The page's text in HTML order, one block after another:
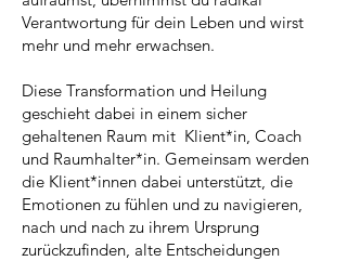
Verantwortung für dein Leben und wirst
mehr und mehr erwachsen.
Diese Transformation und Heilung
geschieht dabei in einem sicher
gehaltenen Raum mit Klient*in, Coach
und Raumhalter*in. Gemeinsam werden
die Klient*innen dabei unterstützt, die
Emotionen zu fühlen und zu navigieren,
nach und nach zu ihrem Ursprung
zurückzufinden, alte Entscheidungen